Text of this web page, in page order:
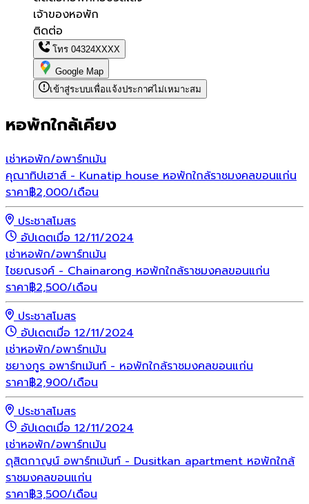
เจ้าของหอพัก
ติดต่อ
โทร 04324XXXX
Google Map
เข้าสู่ระบบเพื่อแจ้งประกาศไม่เหมาะสม
หอพักใกล้เคียง
เช่าหอพัก/อพาร์ทเม้น
คุณาทิปเฮาส์ - Kunatip house หอพักใกล้ราชมงคลขอนแก่น
ราคา฿2,000/เดือน
ประชาสโมสร
อัปเดตเมื่อ 12/11/2024
เช่าหอพัก/อพาร์ทเม้น
ไชยณรงค์ - Chainarong หอพักใกล้ราชมงคลขอนแก่น
ราคา฿2,500/เดือน
ประชาสโมสร
อัปเดตเมื่อ 12/11/2024
เช่าหอพัก/อพาร์ทเม้น
ชยางกูร อพาร์ทเม้นท์ - หอพักใกล้ราชมงคลขอนแก่น
ราคา฿2,900/เดือน
ประชาสโมสร
อัปเดตเมื่อ 12/11/2024
เช่าหอพัก/อพาร์ทเม้น
ดุสิตกาญน์ อพาร์ทเม้นท์ - Dusitkan apartment หอพักใกล้
ราชมงคลขอนแก่น
ราคา฿3,500/เดือน